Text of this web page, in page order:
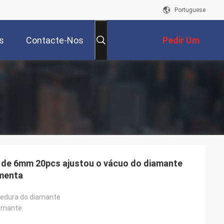
Portuguese
Contacte-Nos Pedir Um
Orçamento
6mm 20pcs ajustou o vácuo do diamante
do diamante